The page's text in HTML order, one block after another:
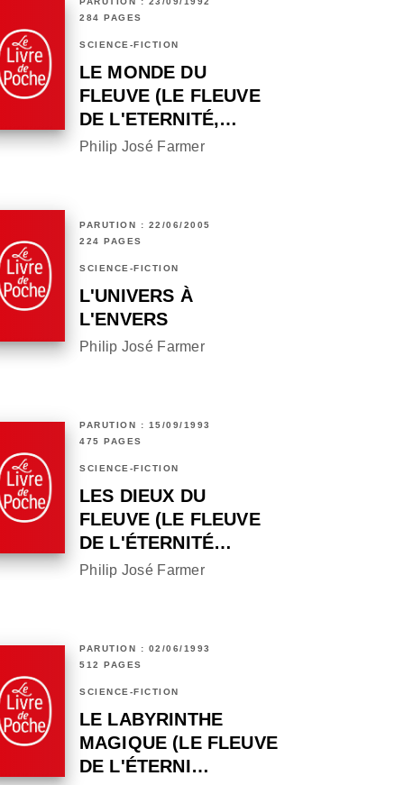
284 PAGES
SCIENCE-FICTION
LE MONDE DU
FLEUVE (LE FLEUVE
DE L'ETERNITÉ,…
Philip José Farmer
PARUTION : 22/06/2005
224 PAGES
SCIENCE-FICTION
L'UNIVERS À
L'ENVERS
Philip José Farmer
PARUTION : 15/09/1993
475 PAGES
SCIENCE-FICTION
LES DIEUX DU
FLEUVE (LE FLEUVE
DE L'ÉTERNITÉ…
Philip José Farmer
PARUTION : 02/06/1993
512 PAGES
SCIENCE-FICTION
LE LABYRINTHE
MAGIQUE (LE FLEUVE
DE L'ÉTERNI…